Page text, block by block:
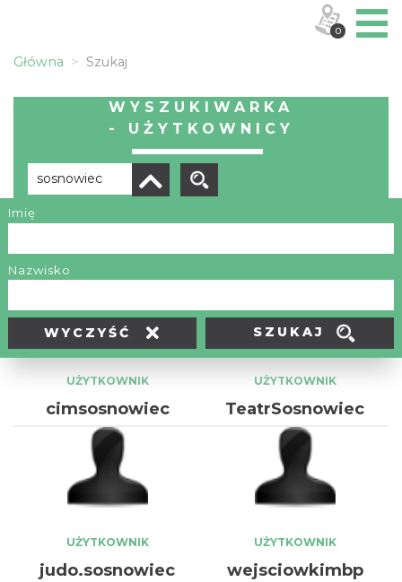
Główna Szukaj
WYSZUKIWARKA
- UŻYTKOWNICY
Imię
Nazwisko
WYCZYŚĆ SZUKAJ
UŻYTKOWNIK
cimsosnowiec
UŻYTKOWNIK
TeatrSosnowiec
UŻYTKOWNIK
judo.sosnowiec
UŻYTKOWNIK
wejsciowkimbp
0